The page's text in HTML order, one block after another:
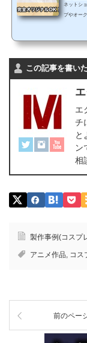
ネットシ
プやオー
いうケー
という方
この記事を書い
エ
チ
と
ン
相
製作事例(コスプ
アニメ作品, コス
前のペー